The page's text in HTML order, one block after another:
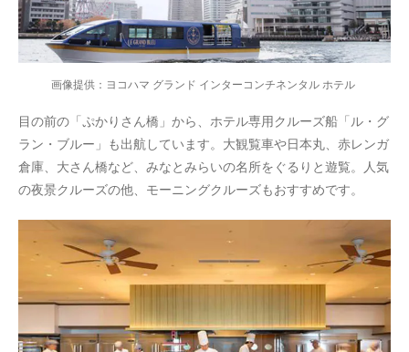
画像提供：ヨコハマ グランド インターコンチネンタル ホテル
目の前の「ぷかりさん橋」から、ホテル専用クルーズ船「ル・グ
ラン・ブルー」も出航しています。大観覧車や日本丸、赤レンガ
倉庫、大さん橋など、みなとみらいの名所をぐるりと遊覧。人気
の夜景クルーズの他、モーニングクルーズもおすすめです。